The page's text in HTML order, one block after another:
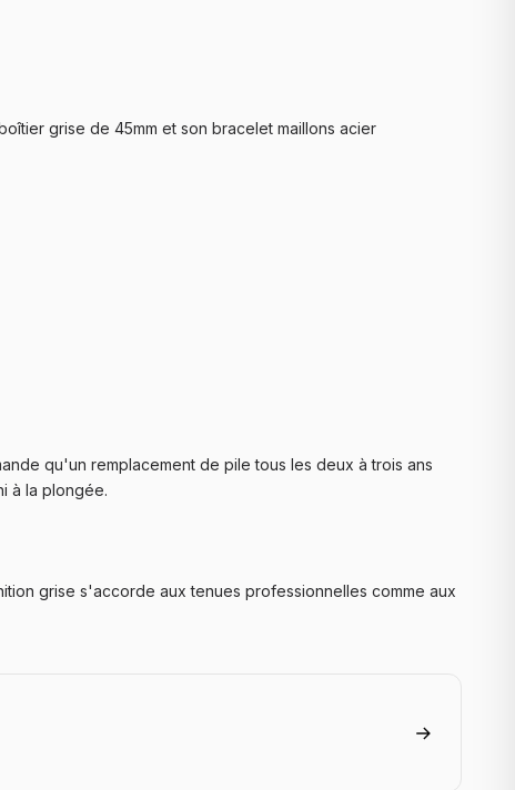
grise de 45mm et son bracelet maillons acier
qu'un remplacement de pile tous les deux à trois ans
à la plongée.
grise s'accorde aux tenues professionnelles comme aux